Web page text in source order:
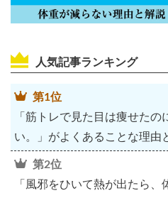
人気記事ランキング
第1位
「筋トレで見た目は痩せた
い。」がよくあることな理由
第2位
「風邪をひいて熱が出たら